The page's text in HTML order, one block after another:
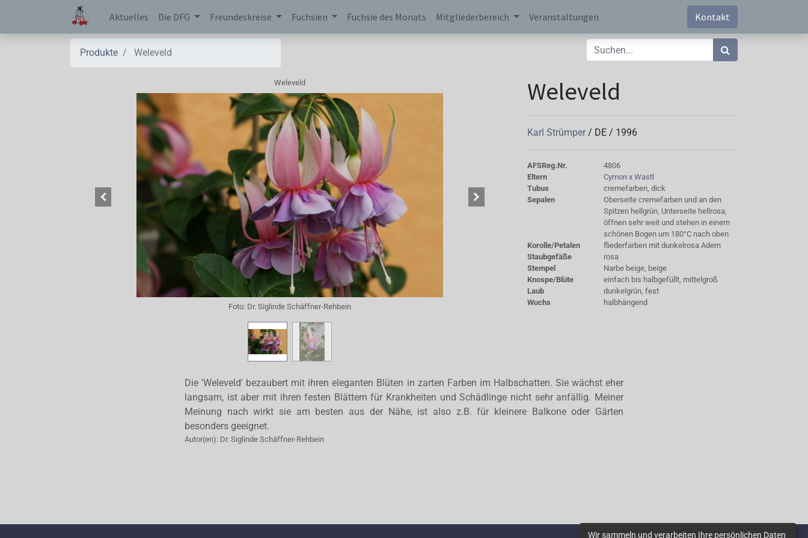
Aktuelles Die DFG Freundeskreise Fuchsien Fuchsie des Monats Mitgliederbereich Veranstaltungen Kontakt
Produkte Weleveld
Weleveld
Foto: Dr. Siglinde Schäffner-Rehbein
Weleveld
Karl Strümper / DE / 1996
AFSReg.Nr.
4806
Eltern
Cymon x Wastl
Tubus
cremefarben, dick
Sepalen
Oberseite cremefarben und an den
Spitzen hellgrün, Unterseite hellrosa,
öffnen sehr weit und stehen in einem
schönen Bogen um 180°C nach oben
Korolle/Petalen
fliederfarben mit dunkelrosa Adern
Staubgefäße
rosa
Stempel
Narbe beige, beige
Knospe/Blüte
einfach bis halbgefüllt, mittelgroß
Laub
dunkelgrün, fest
Wuchs
halbhängend
Die 'Weleveld' bezaubert mit ihren eleganten Blüten in zarten Farben im Halbschatten. Sie wächst eher
langsam, ist aber mit ihren festen Blättern für Krankheiten und Schädlinge nicht sehr anfällig. Meiner
Meinung nach wirkt sie am besten aus der Nähe, ist also z.B. für kleinere Balkone oder Gärten
besonders geeignet.
Autor(en): Dr. Siglinde Schäffner-Rehbein
Wir sammeln und verarbeiten Ihre persönlichen Daten